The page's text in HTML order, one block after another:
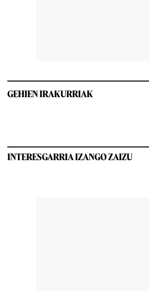
GEHIEN IRAKURRIAK
INTERESGARRIA IZANGO ZAIZU